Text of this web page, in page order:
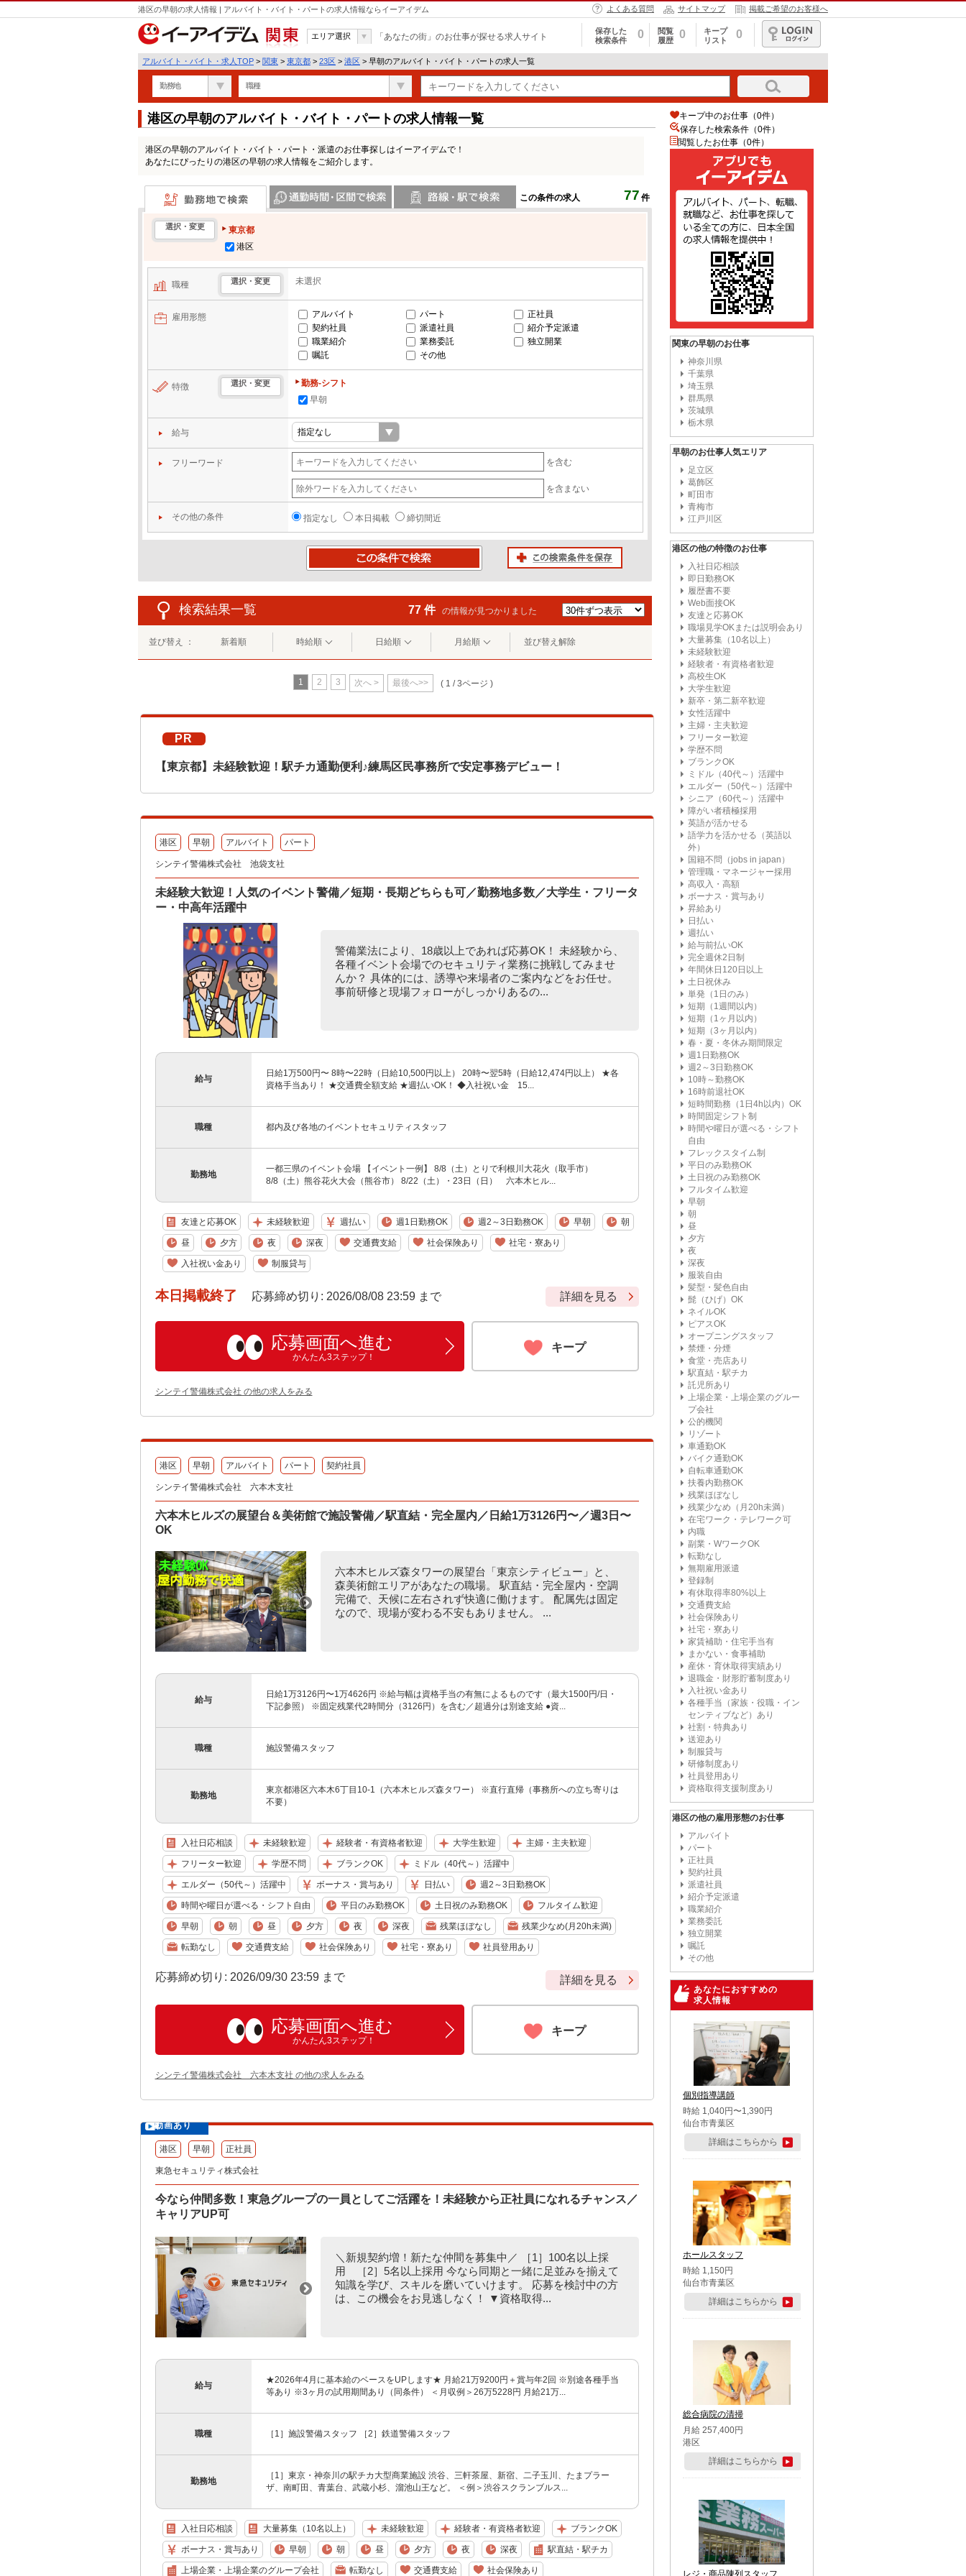
港区の早朝の求人情報 | アルバイト・バイト・パートの求人情報ならイーアイデム よくある質問 サイトマップ 掲載ご希望のお客様へ
関東
エリア選択 「あなたの街」のお仕事が探せる求人サイト
保存した
検索条件
0
閲覧
履歴
0
キープ
リスト
0
ログイン
アルバイト・バイト・求人TOP > 関東 > 東京都 > 23区 > 港区 > 早朝のアルバイト・バイト・パートの求人一覧
勤務地 職種
港区の早朝のアルバイト・バイト・パートの求人情報一覧
港区の早朝のアルバイト・バイト・パート・派遣のお仕事探しはイーアイデムで！
あなたにぴったりの港区の早朝の求人情報をご紹介します。
この条件の求人 77 件
勤務地で検索
選択・変更
東京都
港区
職種 選択・変更 未選択
雇用形態 アルバイト パート
正社員
契約社員
派遣社員
紹介予定派遣
職業紹介
業務委託
独立開業
嘱託
その他
特徴 選択・変更
勤務-シフト
早朝
給与
フリーワード を含む
を含まない
その他の条件 指定なし 本日掲載 締切間近
検索結果一覧 77 件 の情報が見つかりました
並び替え ： 新着順 時給順 日給順 月給順 並び替え解除
1 2 3 次へ > 最後へ>> ( 1 / 3ページ )
PR
【東京都】未経験歓迎！駅チカ通勤便利♪練馬区民事務所で安定事務デビュー！
港区 早朝 アルバイト パート
シンテイ警備株式会社 池袋支社
未経験大歓迎！人気のイベント警備／短期・長期どちらも可／勤務地多数／大学生・フリータ
ー・中高年活躍中
警備業法により、18歳以上であれば応募OK！ 未経験から、
各種イベント会場でのセキュリティ業務に挑戦してみませ
んか？ 具体的には、誘導や来場者のご案内などをお任せ。
事前研修と現場フォローがしっかりあるの...
給与
日給1万500円〜 8時〜22時（日給10,500円以上） 20時〜翌5時（日給12,474円以上） ★各
資格手当あり！ ★交通費全額支給 ★週払いOK！ ◆入社祝い金 15...
職種 都内及び各地のイベントセキュリティスタッフ
勤務地
一都三県のイベント会場 【イベント一例】 8/8（土）とりで利根川大花火（取手市）
8/8（土）熊谷花火大会（熊谷市） 8/22（土）・23日（日） 六本木ヒル...
友達と応募OK 未経験歓迎 週払い 週1日勤務OK 週2～3日勤務OK 早朝 朝
昼 夕方 夜 深夜 交通費支給 社会保険あり 社宅・寮あり
入社祝い金あり 制服貸与
本日掲載終了 応募締め切り: 2026/08/08 23:59 まで 詳細を見る
応募画面へ進む
かんたん3ステップ！
キープ
シンテイ警備株式会社 の他の求人をみる
港区 早朝 アルバイト パート 契約社員
シンテイ警備株式会社 六本木支社
六本木ヒルズの展望台＆美術館で施設警備／駅直結・完全屋内／日給1万3126円〜／週3日〜
OK
六本木ヒルズ森タワーの展望台「東京シティビュー」と、
森美術館エリアがあなたの職場。 駅直結・完全屋内・空調
完備で、天候に左右されず快適に働けます。 配属先は固定
なので、現場が変わる不安もありません。 ...
給与
日給1万3126円〜1万4626円 ※給与幅は資格手当の有無によるものです（最大1500円/日・
下記参照） ※固定残業代2時間分（3126円）を含む／超過分は別途支給 ●資...
職種 施設警備スタッフ
勤務地
東京都港区六本木6丁目10-1（六本木ヒルズ森タワー） ※直行直帰（事務所への立ち寄りは
不要）
入社日応相談 未経験歓迎 経験者・有資格者歓迎 大学生歓迎 主婦・主夫歓迎
フリーター歓迎 学歴不問 ブランクOK ミドル（40代～）活躍中
エルダー（50代～）活躍中 ボーナス・賞与あり 日払い 週2～3日勤務OK
時間や曜日が選べる・シフト自由 平日のみ勤務OK 土日祝のみ勤務OK フルタイム歓迎
早朝 朝 昼 夕方 夜 深夜 残業ほぼなし 残業少なめ(月20h未満)
転勤なし 交通費支給 社会保険あり 社宅・寮あり 社員登用あり
応募締め切り: 2026/09/30 23:59 まで 詳細を見る
応募画面へ進む
かんたん3ステップ！
キープ
シンテイ警備株式会社 六本木支社 の他の求人をみる
動画あり
港区 早朝 正社員
東急セキュリティ株式会社
今なら仲間多数！東急グループの一員としてご活躍を！未経験から正社員になれるチャンス／
キャリアUP可
＼新規契約増！新たな仲間を募集中／ ［1］100名以上採
用 ［2］5名以上採用 今なら同期と一緒に足並みを揃えて
知識を学び、スキルを磨いていけます。 応募を検討中の方
は、この機会をお見逃しなく！ ▼資格取得...
給与
★2026年4月に基本給のベースをUPします★ 月給21万9200円＋賞与年2回 ※別途各種手当
等あり ※3ヶ月の試用期間あり（同条件） ＜月収例＞26万5228円 月給21万...
職種 ［1］施設警備スタッフ ［2］鉄道警備スタッフ
勤務地
［1］東京・神奈川の駅チカ大型商業施設 渋谷、三軒茶屋、新宿、二子玉川、たまプラー
ザ、南町田、青葉台、武蔵小杉、溜池山王など。 ＜例＞渋谷スクランブルス...
入社日応相談 大量募集（10名以上） 未経験歓迎 経験者・有資格者歓迎 ブランクOK
ボーナス・賞与あり 早朝 朝 昼 夕方 夜 深夜 駅直結・駅チカ
上場企業・上場企業のグループ会社 転勤なし 交通費支給 社会保険あり
キープ中のお仕事（0件）
保存した検索条件（0件）
閲覧したお仕事（0件）
関東の早朝のお仕事
神奈川県
千葉県
埼玉県
群馬県
茨城県
栃木県
早朝のお仕事人気エリア
足立区
葛飾区
町田市
青梅市
江戸川区
港区の他の特徴のお仕事
入社日応相談
即日勤務OK
履歴書不要
Web面接OK
友達と応募OK
職場見学OKまたは説明会あり
大量募集（10名以上）
未経験歓迎
経験者・有資格者歓迎
高校生OK
大学生歓迎
新卒・第二新卒歓迎
女性活躍中
主婦・主夫歓迎
フリーター歓迎
学歴不問
ブランクOK
ミドル（40代～）活躍中
エルダー（50代～）活躍中
シニア（60代～）活躍中
障がい者積極採用
英語が活かせる
語学力を活かせる（英語以
外）
国籍不問（jobs in japan）
管理職・マネージャー採用
高収入・高額
ボーナス・賞与あり
昇給あり
日払い
週払い
給与前払いOK
完全週休2日制
年間休日120日以上
土日祝休み
単発（1日のみ）
短期（1週間以内）
短期（1ヶ月以内）
短期（3ヶ月以内）
春・夏・冬休み期間限定
週1日勤務OK
週2～3日勤務OK
10時～勤務OK
16時前退社OK
短時間勤務（1日4h以内）OK
時間固定シフト制
時間や曜日が選べる・シフト
自由
フレックスタイム制
平日のみ勤務OK
土日祝のみ勤務OK
フルタイム歓迎
早朝
朝
昼
夕方
夜
深夜
服装自由
髪型・髪色自由
髭（ひげ）OK
ネイルOK
ピアスOK
オープニングスタッフ
禁煙・分煙
食堂・売店あり
駅直結・駅チカ
託児所あり
上場企業・上場企業のグルー
プ会社
公的機関
リゾート
車通勤OK
バイク通勤OK
自転車通勤OK
扶養内勤務OK
残業ほぼなし
残業少なめ（月20h未満）
在宅ワーク・テレワーク可
内職
副業・WワークOK
転勤なし
無期雇用派遣
登録制
有休取得率80%以上
交通費支給
社会保険あり
社宅・寮あり
家賃補助・住宅手当有
まかない・食事補助
産休・育休取得実績あり
退職金・財形貯蓄制度あり
入社祝い金あり
各種手当（家族・役職・イン
センティブなど）あり
社割・特典あり
送迎あり
制服貸与
研修制度あり
社員登用あり
資格取得支援制度あり
港区の他の雇用形態のお仕事
アルバイト
パート
正社員
契約社員
派遣社員
紹介予定派遣
職業紹介
業務委託
独立開業
嘱託
その他
あなたにおすすめの
求人情報
個別指導講師
時給 1,040円〜1,390円
仙台市青葉区
詳細はこちらから
ホールスタッフ
時給 1,150円
仙台市青葉区
詳細はこちらから
総合病院の清掃
月給 257,400円
港区
詳細はこちらから
レジ・商品陳列スタッフ